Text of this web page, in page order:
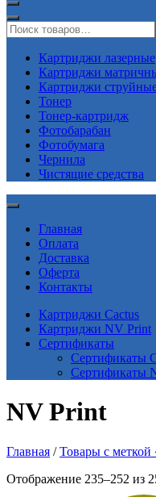
Картриджи лазерные
Картриджи
Картриджи
Тонер
Тонер-картридж
Фотобарабан
Фотобумага
Чернила
Чистящие средства
Главная
Оплата
Доставка
Оферта
Контакты
Картриджи Cactus
Картриджи NV Print
Сертификаты
Сертификаты
Сертификаты
NV Print
Главная /Товары с меткой
Отображение 235–252 из